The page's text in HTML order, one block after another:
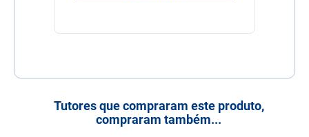
Tutores que compraram este produto,
compraram também...